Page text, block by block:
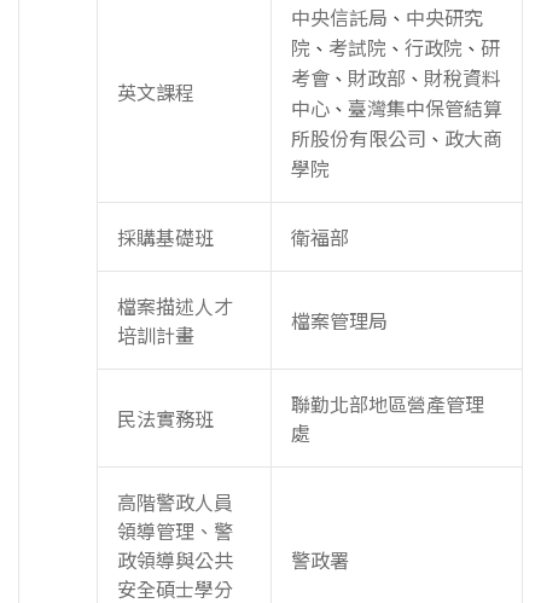
英文課程
中央信託局 、 中央研究
院 、 考試院 、 行政院 、 研
考會 、 財政部 、 財稅資料
中心 、 臺灣集中保管結算
所股份有限公司 、 政大商
學院
採購基礎班 衛福部
檔案描述人才
培訓計畫
檔案管理局
民法實務班
聯勤北部地區營產管理
處
高階警政人員
領導管理、警
政領導與公共
安全碩士學分
警政署